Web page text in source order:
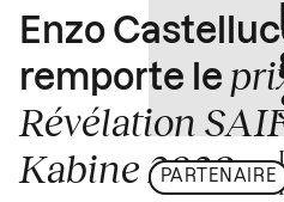
Enzo
remporte le
Révélation
Kabine 2026
PARTENAIRE